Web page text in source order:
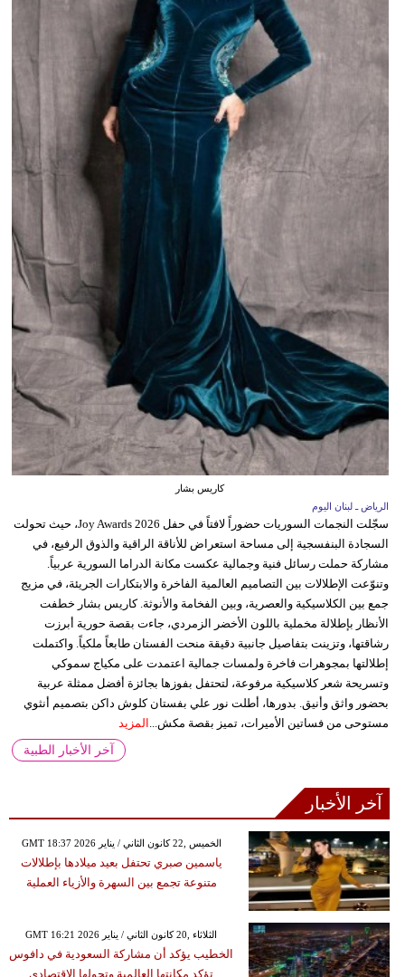
كاريس بشار
الرياض ـ لبنان اليوم
سجّلت النجمات السوريات حضوراً لافتاً في حفل Joy Awards 2026، حيث تحولت
السجادة البنفسجية إلى مساحة استعراض للأناقة الراقية والذوق الرفيع، في
مشاركة حملت رسائل فنية وجمالية عكست مكانة الدراما السورية عربياً.
وتنوّعت الإطلالات بين التصاميم العالمية الفاخرة والابتكارات الجريئة، في مزيج
جمع بين الكلاسيكية والعصرية، وبين الفخامة والأنوثة. كاريس بشار خطفت
الأنظار بإطلالة مخملية باللون الأخضر الزمردي، جاءت بقصة حورية أبرزت
رشاقتها، وتزينت بتفاصيل جانبية دقيقة منحت الفستان طابعاً ملكياً. واكتملت
إطلالتها بمجوهرات فاخرة ولمسات جمالية اعتمدت على مكياج سموكي
وتسريحة شعر كلاسيكية مرفوعة، لتحتفل بفوزها بجائزة أفضل ممثلة عربية
بحضور واثق وأنيق. بدورها، أطلت نور علي بفستان كلوش داكن بتصميم أنثوي
مستوحى من فساتين الأميرات، تميز بقصة مكش... المزيد
آخر الأخبار الطبية
آخر الأخبار
GMT 18:37 2026 الخميس ,22 كانون الثاني / يناير
ياسمين صبري تحتفل بعيد ميلادها بإطلالات
متنوعة تجمع بين السهرة والأزياء العملية
GMT 16:21 2026 الثلاثاء ,20 كانون الثاني / يناير
الخطيب يؤكد أن مشاركة السعودية في دافوس
تؤكد مكانتها العالمية وتحولها الاقتصادي